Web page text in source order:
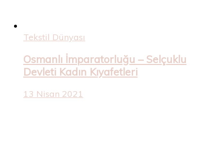
Tekstil Dünyası
Osmanlı İmparatorluğu – Selçuklu
Devleti Kadın Kıyafetleri
13 Nisan 2021